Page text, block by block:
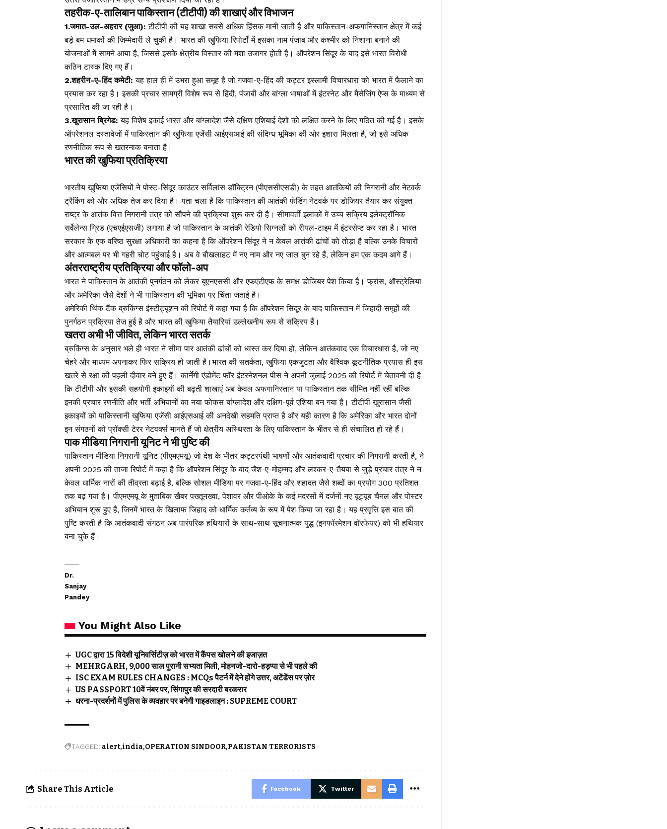
तहरीक-ए-तालिबान पाकिस्तान (टीटीपी) की शाखाएं और विभाजन
1.जमात-उल-अहरार (जुआ):टीटीपी की यह शाखा सबसे अधिक हिंसक मानी जाती है और पाकिस्तान-अफगानिस्तान क्षेत्र में कई
बड़े बम धमाकों की जिम्मेदारी ले चुकी है। भारत की खुफिया रिपोर्टों में इसका नाम पंजाब और कश्मीर को निशाना बनाने की
योजनाओं में सामने आया है, जिससे इसके क्षेत्रीय विस्तार की मंशा उजागर होती है। ऑपरेशन सिंदूर के बाद इसे भारत विरोधी
कठिन टास्क दिए गए हैं।
2.शहरीन-ए-हिंद कमेटी:यह हाल ही में उभरा हुआ समूह है जो गजवा-ए-हिंद की कट्टर इस्लामी विचारधारा को भारत में फैलाने का
प्रयास कर रहा है। इसकी प्रचार सामग्री विशेष रूप से हिंदी, पंजाबी और बांग्ला भाषाओं में इंटरनेट और मैसेजिंग ऐप्स के माध्यम से
प्रसारित की जा रही है।
3.खुरासान ब्रिगेड: यह विशेष इकाई भारत और बांग्लादेश जैसे दक्षिण एशियाई देशों को लक्षित करने के लिए गठित की गई है। इसके
ऑपरेशनल दस्तावेजों में पाकिस्तान की खुफिया एजेंसी आईएसआई की संदिग्ध भूमिका की ओर इशारा मिलता है, जो इसे अधिक
रणनीतिक रूप से खतरनाक बनाता है।
भारत की खुफिया प्रतिक्रिया
भारतीय खुफिया एजेंसियों ने पोस्ट-सिंदूर काउंटर सर्विलांस डॉक्ट्रिन (पीएससीएसडी) के तहत आतंकियों की निगरानी और नेटवर्क
ट्रैकिंग को और अधिक तेज कर दिया है। पता चला है कि पाकिस्तान की आतंकी फंडिंग नेटवर्क पर डोजियर तैयार कर संयुक्त
राष्ट्र के आतंक वित्त निगरानी तंत्र को सौंपने की प्रक्रिया शुरू कर दी है। सीमावर्ती इलाकों में उच्च सक्रिय इलेक्ट्रॉनिक
सर्वेलेन्स ग्रिड (एचएईएसजी) लगाया है जो पाकिस्तान के आतंकी रेडियो सिग्नलों को रीयल-टाइम में इंटरसेप्ट कर रहा है। भारत
सरकार के एक वरिष्ठ सुरक्षा अधिकारी का कहना है कि ऑपरेशन सिंदूर ने न केवल आतंकी ढांचों को तोड़ा है बल्कि उनके विचारों
और आत्मबल पर भी गहरी चोट पहुंचाई है। अब वे बौखलाहट में नए नाम और नए जाल बुन रहे हैं, लेकिन हम एक कदम आगे हैं।
अंतरराष्ट्रीय प्रतिक्रिया और फॉलो-अप
भारत ने पाकिस्तान के आतंकी पुनर्गठन को लेकर यूएनएससी और एफएटीएफ के समक्ष डोजियर पेश किया है। फ्रांस, ऑस्ट्रेलिया
और अमेरिका जैसे देशों ने भी पाकिस्तान की भूमिका पर चिंता जताई है।
अमेरिकी थिंक टैंक ब्रुकिंग्स इंस्टीट्यूशन की रिपोर्ट में कहा गया है कि ऑपरेशन सिंदूर के बाद पाकिस्तान में जिहादी समूहों की
पुनर्गठन प्रक्रिया तेज हुई है और भारत की खुफिया तैयारियां उल्लेखनीय रूप से सक्रिय हैं।
खतरा अभी भी जीवित, लेकिन भारत सतर्क
ब्रुकिंग्स के अनुसार भले ही भारत ने सीमा पार आतंकी ढांचों को ध्वस्त कर दिया हो, लेकिन आतंकवाद एक विचारधारा है, जो नए
चेहरे और माध्यम अपनाकर फिर सक्रिय हो जाती है।भारत की सतर्कता, खुफिया एकजुटता और वैश्विक कूटनीतिक प्रयास ही इस
खतरे से रक्षा की पहली दीवार बने हुए हैं। कार्नेगी एंडोमेंट फॉर इंटरनेशनल पीस ने अपनी जुलाई 2025 की रिपोर्ट में चेतावनी दी है
कि टीटीपी और इसकी सहयोगी इकाइयों की बढ़ती शाखाएं अब केवल अफगानिस्तान या पाकिस्तान तक सीमित नहीं रहीं बल्कि
इनकी प्रचार रणनीति और भर्ती अभियानों का नया फोकस बांग्लादेश और दक्षिण-पूर्व एशिया बन गया है। टीटीपी खुरासान जैसी
इकाइयों को पाकिस्तानी खुफिया एजेंसी आईएसआई की अनदेखी सहमति प्राप्त है और यही कारण है कि अमेरिका और भारत दोनों
इन संगठनों को प्रॉक्सी टेरर नेटवर्क्स मानते हैं जो क्षेत्रीय अस्थिरता के लिए पाकिस्तान के भीतर से ही संचालित हो रहे हैं।
पाक मीडिया निगरानी यूनिट ने भी पुष्टि की
पाकिस्तान मीडिया निगरानी यूनिट (पीएमएमयू) जो देश के भीतर कट्टरपंथी भाषणों और आतंकवादी प्रचार की निगरानी करती है, ने
अपनी 2025 की ताजा रिपोर्ट में कहा है कि ऑपरेशन सिंदूर के बाद जैश-ए-मोहम्मद और लश्कर-ए-तैयबा से जुड़े प्रचार तंत्र ने न
केवल धार्मिक नारों की तीव्रता बढ़ाई है, बल्कि सोशल मीडिया पर गजवा-ए-हिंद और शहादत जैसे शब्दों का प्रयोग 300 प्रतिशत
तक बढ़ गया है। पीएमएमयू के मुताबिक खैबर पख्तूनख्वा, पेशावर और पीओके के कई मदरसों में दर्जनों नए यूट्यूब चैनल और पोस्टर
अभियान शुरू हुए हैं, जिनमें भारत के खिलाफ जिहाद को धार्मिक कर्तव्य के रूप में पेश किया जा रहा है। यह प्रवृत्ति इस बात की
पुष्टि करती है कि आतंकवादी संगठन अब पारंपरिक हथियारों के साथ-साथ सूचनात्मक युद्ध (इनफॉरमेशन वाॅरफेयर) को भी हथियार
बना चुके हैं।
Dr.
Sanjay
Pandey
You Might Also Like
UGC द्वारा 15 विदेशी यूनिवर्सिटीज़ को भारत में कैंपस खोलने की इजाज़त
MEHRGARH, 9,000 साल पुरानी सभ्यता मिली, मोहनजो-दारो-हड़प्पा से भी पहले की
ISC EXAM RULES CHANGES : MCQs पैटर्न में देने होंगे उत्तर, अटेंडेंस पर ज़ोर
US PASSPORT 10वें नंबर पर, सिंगापुर की सरदारी बरकरार
धरना-प्रदर्शनों में पुलिस के व्यवहार पर बनेगी गाइडलाइन : SUPREME COURT
TAGGED: alert india OPERATION SINDOOR PAKISTAN TERRORISTS
Share This Article Facebook Twitter